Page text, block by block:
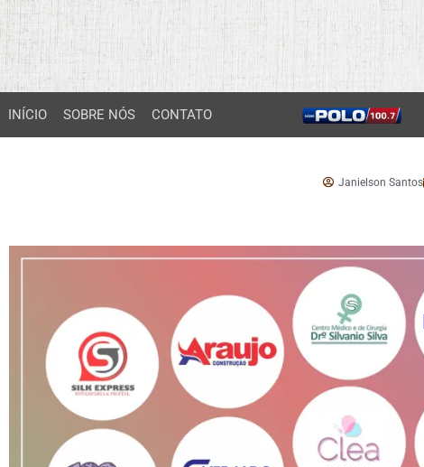
INÍCIO SOBRE NÓS CONTATO
Janielson Santos